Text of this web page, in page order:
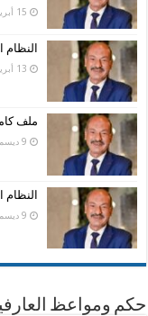
15 أبريل، 2025
النظام
13 أبريل، 2025
ملف
9 ديسمبر، 2024
النظام
9 ديسمبر، 2024
حكم ومواعظ